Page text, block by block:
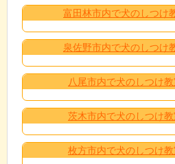
富田林市内で犬のしつけ
泉佐野市内で犬のしつけ
八尾市内で犬のしつけ
茨木市内で犬のしつけ
枚方市内で犬のしつけ